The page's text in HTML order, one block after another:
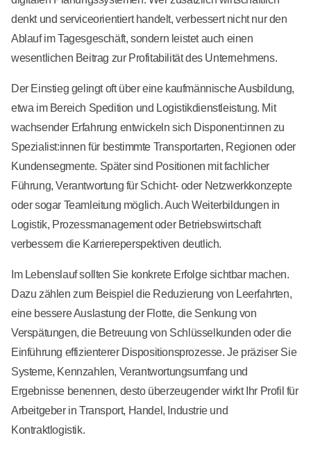
denkt und serviceorientiert handelt, verbessert nicht nur den
Ablauf im Tagesgeschäft, sondern leistet auch einen
wesentlichen Beitrag zur Profitabilität des Unternehmens.
Der Einstieg gelingt oft über eine kaufmännische Ausbildung,
etwa im Bereich Spedition und Logistikdienstleistung. Mit
wachsender Erfahrung entwickeln sich Disponent:innen zu
Spezialist:innen für bestimmte Transportarten, Regionen oder
Kundensegmente. Später sind Positionen mit fachlicher
Führung, Verantwortung für Schicht- oder Netzwerkkonzepte
oder sogar Teamleitung möglich. Auch Weiterbildungen in
Logistik, Prozessmanagement oder Betriebswirtschaft
verbessern die Karriereperspektiven deutlich.
Im Lebenslauf sollten Sie konkrete Erfolge sichtbar machen.
Dazu zählen zum Beispiel die Reduzierung von Leerfahrten,
eine bessere Auslastung der Flotte, die Senkung von
Verspätungen, die Betreuung von Schlüsselkunden oder die
Einführung effizienterer Dispositionsprozesse. Je präziser Sie
Systeme, Kennzahlen, Verantwortungsumfang und
Ergebnisse benennen, desto überzeugender wirkt Ihr Profil für
Arbeitgeber in Transport, Handel, Industrie und
Kontraktlogistik.